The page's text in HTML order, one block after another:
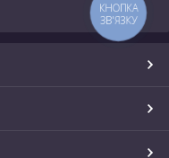
КНОПКА
ЗВ'ЯЗКУ